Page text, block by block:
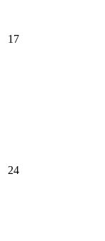
17
24